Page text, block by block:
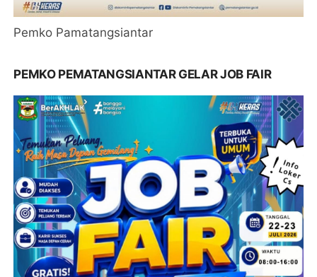
Pemko Pamatangsiantar
PEMKO PEMATANGSIANTAR GELAR JOB FAIR